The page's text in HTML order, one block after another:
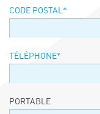
CODE POSTAL*
TÉLÉPHONE*
PORTABLE